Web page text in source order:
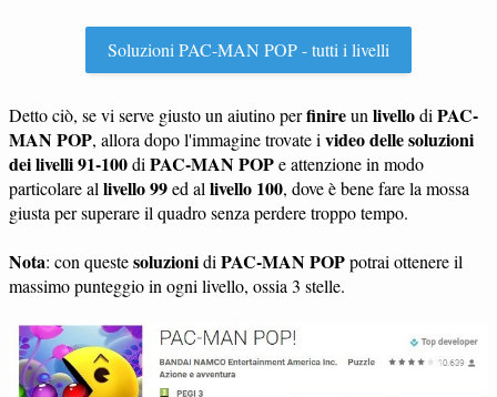
Soluzioni PAC-MAN POP - tutti i livelli
Detto ciò, se vi serve giusto un aiutino perfinireun livellodi PAC-
MAN POP, allora dopo l'immagine trovate i video delle soluzioni
dei livelli 91-100di PAC-MAN POPe attenzione in modo
particolare al livello 99ed al livello 100, dove è bene fare la mossa
giusta per superare il quadro senza perdere troppo tempo.
Nota: con questesoluzionidi PAC-MAN POPpotrai ottenere il
massimo punteggio in ogni livello, ossia 3 stelle.